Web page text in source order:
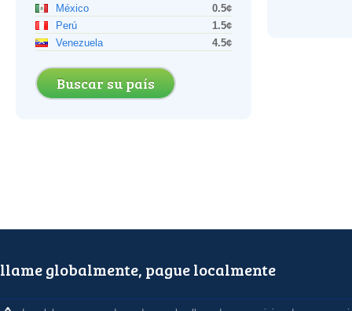
México
0.5¢
Perú
1.5¢
Venezuela
4.5¢
Buscar su país
llame globalmente, pague localmente